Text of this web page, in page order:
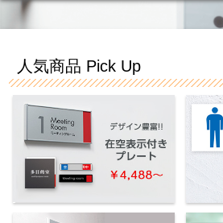
人気商品 Pick Up